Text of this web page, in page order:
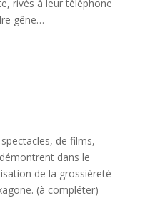
rivés à leur téléphone
gêne…
de films,
dans le
de la grossièreté
(à compléter)